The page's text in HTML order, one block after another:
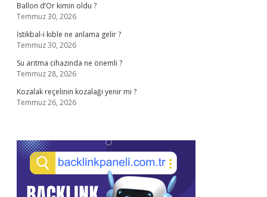
Ballon d’Or kimin oldu ?
Temmuz 30, 2026
İstikbal-i kıble ne anlama gelir ?
Temmuz 30, 2026
Su arıtma cihazında ne önemli ?
Temmuz 28, 2026
Kozalak reçelinin kozalağı yenir mi ?
Temmuz 26, 2026